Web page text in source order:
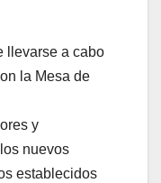
llevarse a cabo
la Mesa de
y
nuevos
establecidos